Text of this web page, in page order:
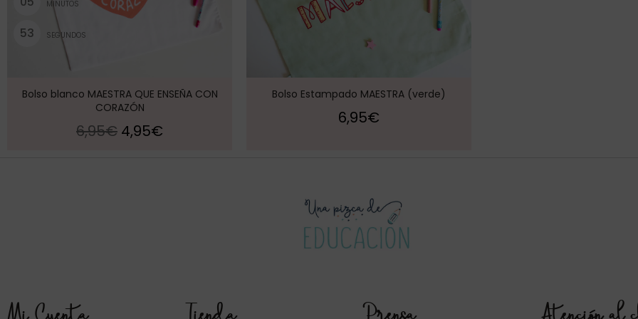
MINUTOS
52 SEGUNDOS
Bolso blanco MAESTRA QUE ENSEÑA CON
CORAZÓN
6,95€ 4,95€
Bolso Estampado MAESTRA (verde)
6,95€